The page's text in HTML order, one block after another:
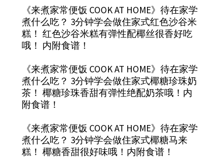
《来煮家常便饭 COOK AT HOME》待在家学
煮什么吃？ 3分钟学会做住家式红色沙谷米
糕！ 红色沙谷米糕有弹性配椰丝很香好吃
哦！ 内附食谱！
《来煮家常便饭 COOK AT HOME》待在家学
煮什么吃？ 3分钟学会做住家式椰糖珍珠奶
茶！ 椰糖珍珠香甜有弹性绝配奶茶哦！内
附食谱！
《来煮家常便饭 COOK AT HOME》待在家学
煮什么吃？ 3分钟学会做住家式椰糖马来
糕！ 椰糖香甜很好味哦！内附食谱！